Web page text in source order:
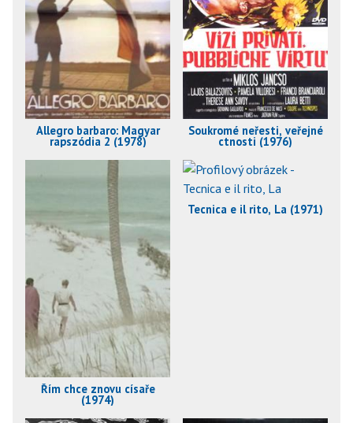
Allegro barbaro: Magyar
rapszódia 2 (1978)
Soukromé neřesti, veřejné
ctnosti (1976)
Řím chce znovu císaře
(1974)
Tecnica e il rito, La (1971)